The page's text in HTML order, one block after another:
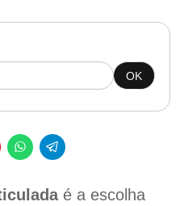
OK
é a escolha